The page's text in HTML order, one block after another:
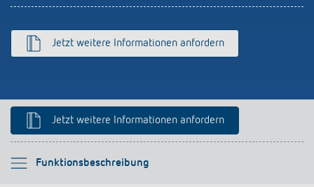
Jetzt weitere Informationen anfordern
Jetzt weitere Informationen anfordern
Funktionsbeschreibung
Bitte auswählen